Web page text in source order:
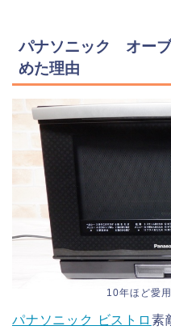
パナソニック オー
めた理由
10年ほど愛
パナソニック ビストロ 素